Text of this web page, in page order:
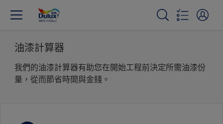
油漆計算器
我們的油漆計算器有助您在開始工程前決定所需油漆份
量，從而節省時間與金錢。